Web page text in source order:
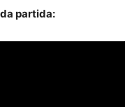
partida: